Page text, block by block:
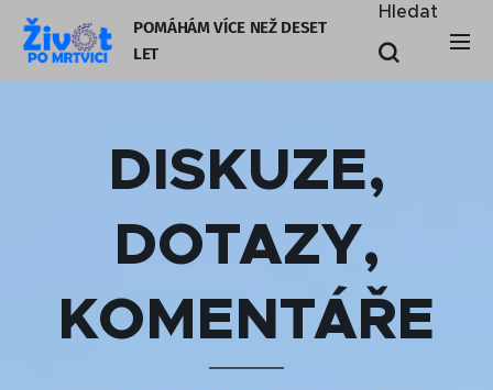
POMÁHÁM VÍCE NEŽ DESET
LET
Hledat
DISKUZE,
DOTAZY,
KOMENTÁŘE